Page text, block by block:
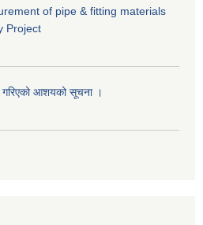
of pipe & fitting materials
Project
गरिएको आशयको सूचना ।